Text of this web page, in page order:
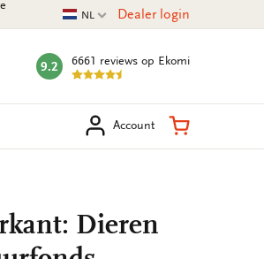
Huidige taal
NL Dealer login
mark:
9.2 6661 reviews op Ekomi
Account Winkelmand
Dieren